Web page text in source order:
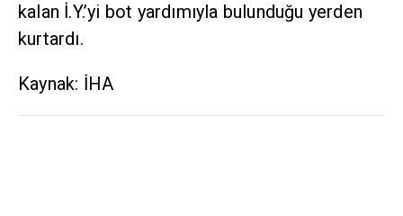
kalan İ.Y.’yi bot yardımıyla bulunduğu yerden
kurtardı.
Kaynak: İHA